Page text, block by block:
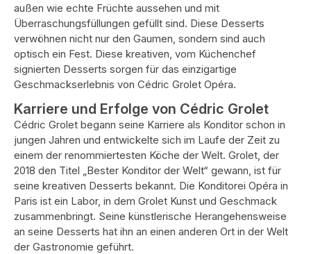
außen wie echte Früchte aussehen und mit
Überraschungsfüllungen gefüllt sind. Diese Desserts
verwöhnen nicht nur den Gaumen, sondern sind auch
optisch ein Fest. Diese kreativen, vom Küchenchef
signierten Desserts sorgen für das einzigartige
Geschmackserlebnis von Cédric Grolet Opéra.
Karriere und Erfolge von Cédric Grolet
Cédric Grolet begann seine Karriere als Konditor schon in
jungen Jahren und entwickelte sich im Laufe der Zeit zu
einem der renommiertesten Köche der Welt. Grolet, der
2018 den Titel „Bester Konditor der Welt“ gewann, ist für
seine kreativen Desserts bekannt. Die Konditorei Opéra in
Paris ist ein Labor, in dem Grolet Kunst und Geschmack
zusammenbringt. Seine künstlerische Herangehensweise
an seine Desserts hat ihn an einen anderen Ort in der Welt
der Gastronomie geführt.